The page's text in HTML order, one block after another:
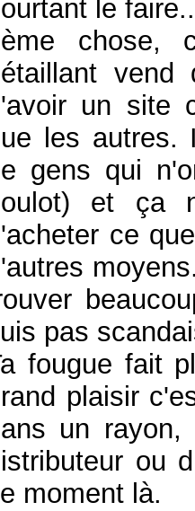
le
chose,
vend
un site
les autres.
gens qui
et ça
ce
pas
fougue fait
plaisir
un
ou
moment là.